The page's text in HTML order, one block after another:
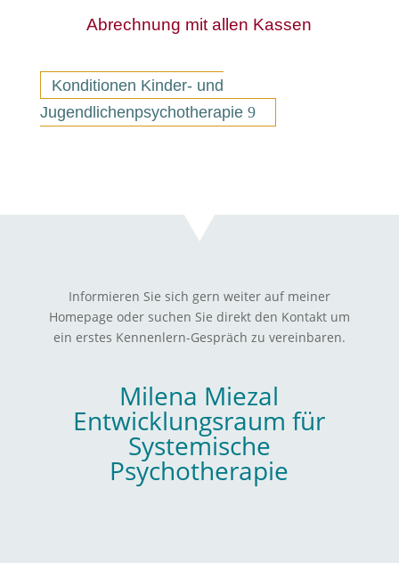
Abrechnung mit allen Kassen
Konditionen Kinder- und
Jugendlichenpsychotherapie
Informieren Sie sich gern weiter auf meiner
Homepage oder suchen Sie direkt den Kontakt um
ein erstes Kennenlern-Gespräch zu vereinbaren.
Milena Miezal
Entwicklungsraum für
Systemische
Psychotherapie